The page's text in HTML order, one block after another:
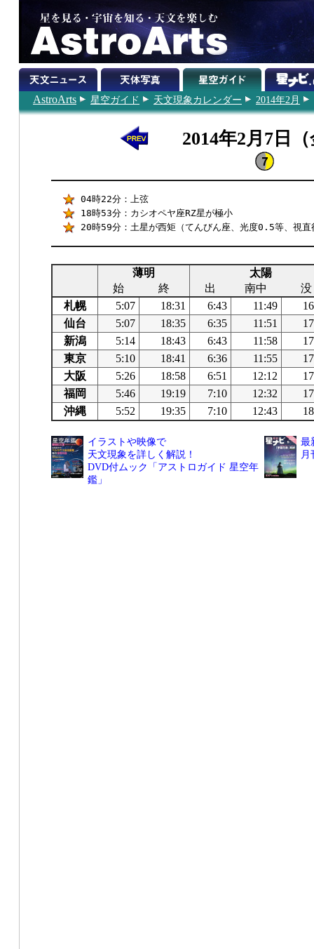
AstroArts 星空ガイド 天文現象カレンダー 2014年2月
2014年2月7日
04時22分：上弦
18時53分：カシオペヤ座RZ星が極小
20時59分：土星が西矩（てんびん座、光度0.5等、視
薄明
太陽
始
終 出 南中
没
札幌
5:07 18:31 6:43 11:49
仙台
5:07 18:35 6:35 11:51
新潟
5:14 18:43 6:43 11:58
東京
5:10 18:41 6:36 11:55
大阪
5:26 18:58 6:51 12:12
福岡
5:46 19:19 7:10 12:32
沖縄
5:52 19:35 7:10 12:43
イラストや映像で
天文現象を詳しく解説！
DVD付ムック「アストロガイド 星空年
鑑」
最
月